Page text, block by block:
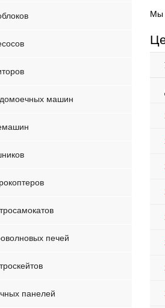
машин
печей
панелей
Мы